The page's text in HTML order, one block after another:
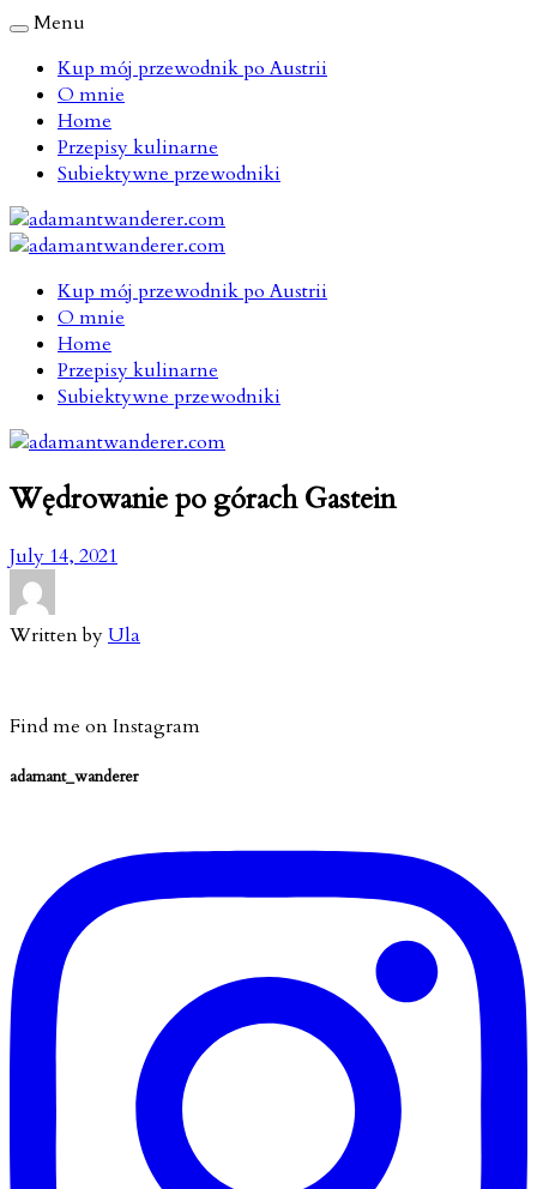
Menu
Kup mój przewodnik po Austrii
O mnie
Home
Przepisy kulinarne
Subiektywne przewodniki
Kup mój przewodnik po Austrii
O mnie
Home
Przepisy kulinarne
Subiektywne przewodniki
Wędrowanie po górach Gastein
July 14, 2021
Written byUla
Find me on Instagram
adamant_wanderer